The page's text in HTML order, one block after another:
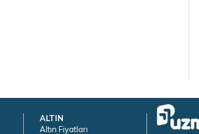
ALTIN
Altın Fiyatları